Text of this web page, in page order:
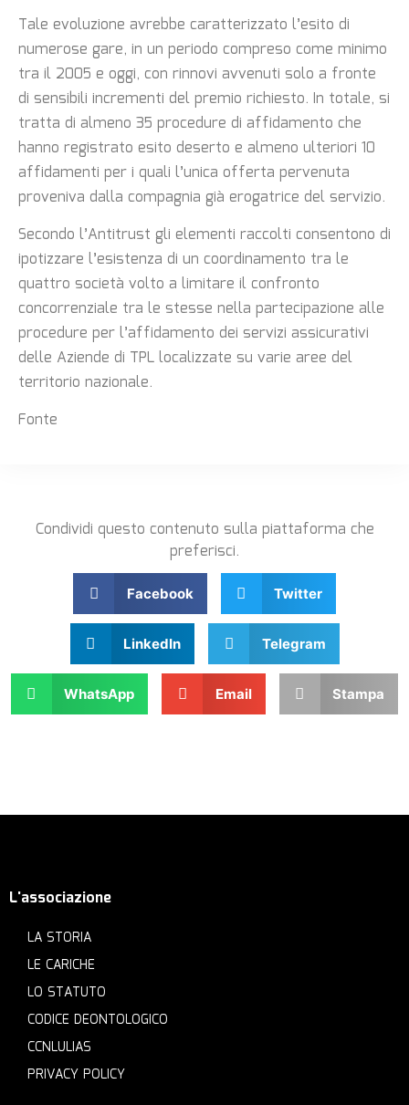
Tale evoluzione avrebbe caratterizzato l’esito di
numerose gare, in un periodo compreso come minimo
tra il 2005 e oggi, con rinnovi avvenuti solo a fronte
di sensibili incrementi del premio richiesto. In totale, si
tratta di almeno 35 procedure di affidamento che
hanno registrato esito deserto e almeno ulteriori 10
affidamenti per i quali l’unica offerta pervenuta
proveniva dalla compagnia già erogatrice del servizio.
Secondo l’Antitrust gli elementi raccolti consentono di
ipotizzare l’esistenza di un coordinamento tra le
quattro società volto a limitare il confronto
concorrenziale tra le stesse nella partecipazione alle
procedure per l’affidamento dei servizi assicurativi
delle Aziende di TPL localizzate su varie aree del
territorio nazionale.
Fonte
Condividi questo contenuto sulla piattaforma che
preferisci.
Facebook Twitter
LinkedIn Telegram
WhatsApp Email Stampa
L'associazione
LA STORIA
LE CARICHE
LO STATUTO
CODICE DEONTOLOGICO
CCNLULIAS
PRIVACY POLICY